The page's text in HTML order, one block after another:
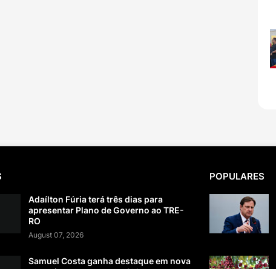
Adaílton Fúria terá três dias para
apresentar Plano de Governo ao TRE-
RO
August 07, 2026
Samuel Costa ganha destaque em nova
POPULARES